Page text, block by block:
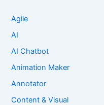
Agile
AI
AI Chatbot
Animation Maker
Annotator
Content & Visual